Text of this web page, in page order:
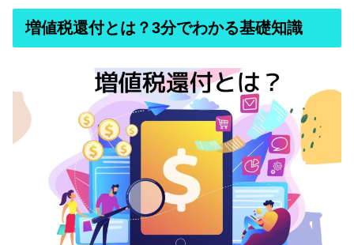
増値税還付とは？3分でわかる基礎知識